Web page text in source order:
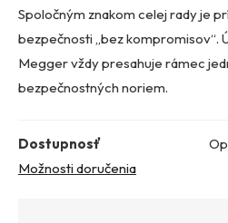
Spoločným znakom celej rady je
bezpečnosti „bez kompromisov“.
Megger vždy presahuje rámec
bezpečnostných noriem.
Dostupnosť
Možnosti doručenia